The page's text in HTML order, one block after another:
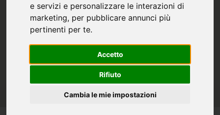
e servizi e personalizzare le interazioni di
marketing, per pubblicare annunci più
pertinenti per te.
Accetto
Rifiuto
Cambia le mie impostazioni